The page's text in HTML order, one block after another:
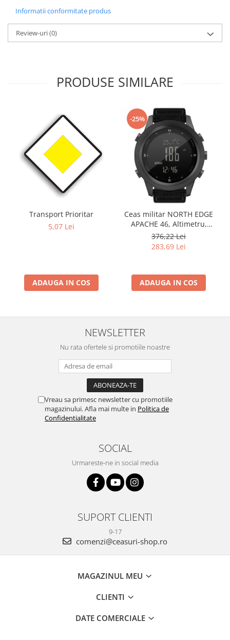
Informatii conformitate produs
Review-uri(0)
PRODUSE SIMILARE
Transport Prioritar
5,07 Lei
ADAUGA IN COS
-25%
Ceas militar NORTH EDGE
APACHE 46, Altimetru,
Barometru, Cronometru,
Termometru, Pedometru,
Busola
376,22 Lei
283,69 Lei
ADAUGA IN COS
NEWSLETTER
Nu rata ofertele si promotiile noastre
Vreau sa primesc newsletter cu promotiile
magazinului. Afla mai multe in Politica de
Confidentialitate
SOCIAL
Urmareste-ne in social media
SUPORT CLIENTI
9-17
comenzi@ceasuri-shop.ro
MAGAZINUL MEU
CLIENTI
DATE COMERCIALE